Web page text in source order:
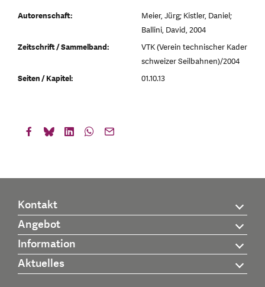
Autorenschaft:
Meier, Jürg; Kistler, Daniel;
Ballini, David, 2004
Zeitschrift / Sammelband:
VTK (Verein technischer Kader
schweizer Seilbahnen)/2004
Seiten / Kapitel:
01.10.13
Kontakt
Angebot
Information
Aktuelles